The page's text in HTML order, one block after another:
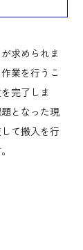
求められま
業を行うこ
完了しま
となった現
て搬入を行